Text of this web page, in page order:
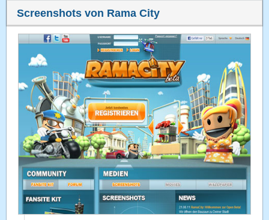
Screenshots von Rama City